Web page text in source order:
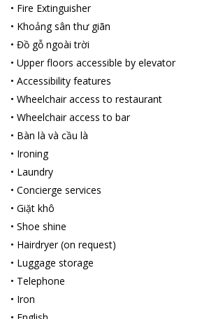
• Fire Extinguisher
• Khoảng sân thư giãn
• Đồ gỗ ngoài trời
• Upper floors accessible by elevator
• Accessibility features
• Wheelchair access to restaurant
• Wheelchair access to bar
• Bàn là và cầu là
• Ironing
• Laundry
• Concierge services
• Giặt khô
• Shoe shine
• Hairdryer (on request)
• Luggage storage
• Telephone
• Iron